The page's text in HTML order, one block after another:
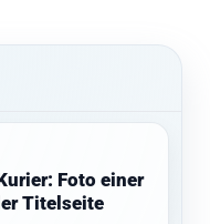
Foto einer
Titelseite